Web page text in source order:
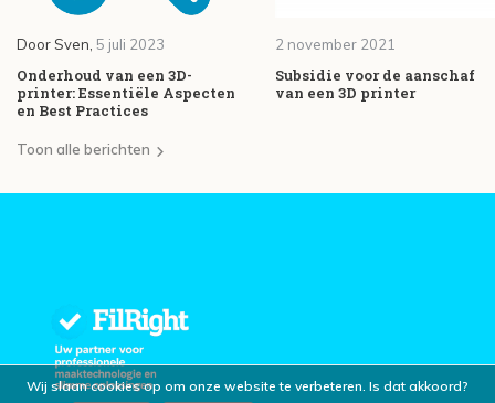
DoorSven 5 juli 2023
Onderhoud van een 3D-
printer: Essentiële Aspecten
en Best Practices
2 november 2021
Subsidie voor de aanschaf
van een 3D printer
Toon alle berichten
Wij slaan cookies op om onze website te verbeteren. Is dat akkoord?